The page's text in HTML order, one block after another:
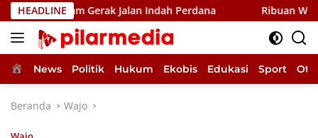
Langsung
ke
konten
HEADLINE
Gerak Jalan Indah Perdana Ribuan Warga
Home
News Politik Hukum Ekobis Edukasi Sport
Beranda Wajo